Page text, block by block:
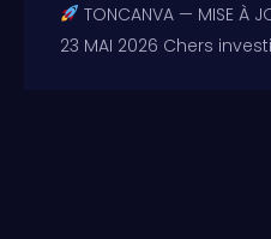
TONCANVA — MISE À
23 MAI 2026 Chers